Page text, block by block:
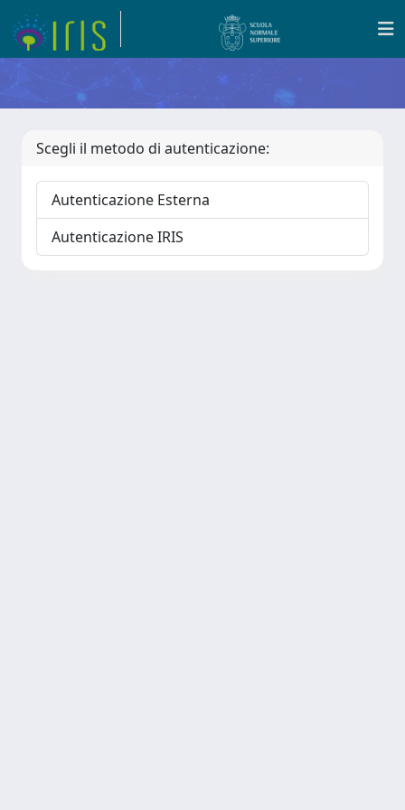
Scegli il metodo di autenticazione:
Autenticazione Esterna
Autenticazione IRIS